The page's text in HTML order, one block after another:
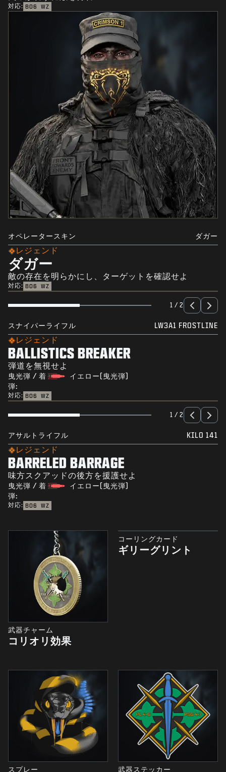
対応: BO6 WZ
オペレータースキン ダガー
レジェンド
ダガー
敵の存在を明らかにし、ターゲットを確認せよ
対応: BO6 WZ
1 / 2
スナイパーライフル LW3A1 FROSTLINE
レジェンド
BALLISTICS BREAKER
弾道を無視せよ
曳光弾 / 着
弾:
イエロー(曳光弾)
対応: BO6 WZ
1 / 2
アサルトライフル KILO 141
レジェンド
BARRELED BARRAGE
味方スクアッドの後方を援護せよ
曳光弾 / 着
弾:
イエロー(曳光弾)
対応: BO6 WZ
武器チャーム
コリオリ効果
コーリングカード
ギリーグリント
スプレー 武器ステッカー